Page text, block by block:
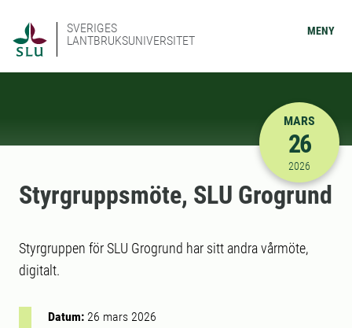
SVERIGES
LANTBRUKSUNIVERSITET
MENY
2026-03-
MARS
26
2026
Styrgruppsmöte, SLU Grogrund
Styrgruppen för SLU Grogrund har sitt andra vårmöte,
digitalt.
Datum: 26 mars 2026